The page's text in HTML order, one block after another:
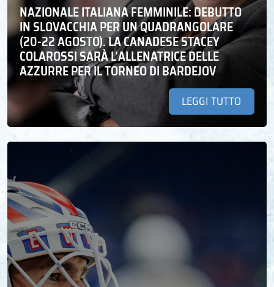
NAZIONALE ITALIANA FEMMINILE: DEBUTTO
IN SLOVACCHIA PER UN QUADRANGOLARE
(20-22 AGOSTO). LA CANADESE STACEY
COLAROSSI SARÀ L’ALLENATRICE DELLE
AZZURRE PER IL TORNEO DI BARDEJOV
LEGGI TUTTO